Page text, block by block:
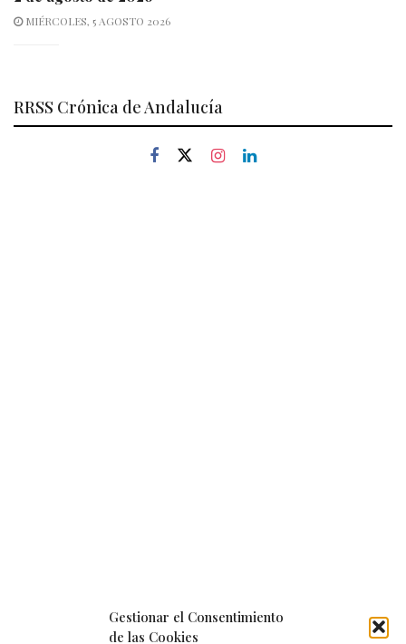
Gestionar el Consentimiento
de las Cookies
MIÉRCOLES, 5 AGOSTO 2026
RRSS Crónica de Andalucía